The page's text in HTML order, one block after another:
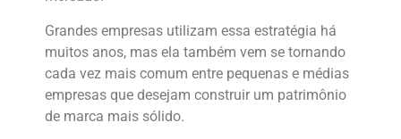
Grandes empresas utilizam essa estratégia há
muitos anos, mas ela também vem se tornando
cada vez mais comum entre pequenas e médias
empresas que desejam construir um patrimônio
de marca mais sólido.